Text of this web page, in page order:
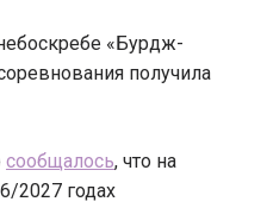
«Бурдж-
получила
сообщалось, что на
2027 годах